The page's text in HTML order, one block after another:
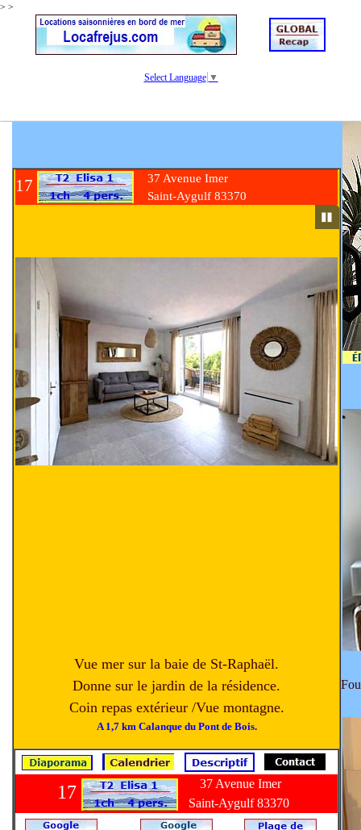
> >
Select Language ▼
17
37 Avenue Imer
Saint-Aygulf 83370
Vue mer sur la baie de St-Raphaël.
Donne sur le jardin de la résidence.
Coin repas extérieur /Vue montagne.
A 1,7 km Calanque du Pont de Bois.
17
37 Avenue Imer
Saint-Aygulf 83370